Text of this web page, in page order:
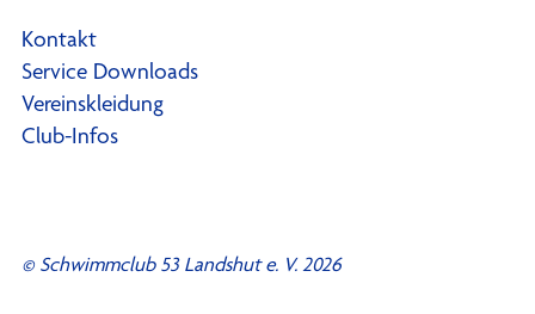
Kontakt
Service Downloads
Vereinskleidung
Club-Infos
© Schwimmclub 53 Landshut e. V. 2026